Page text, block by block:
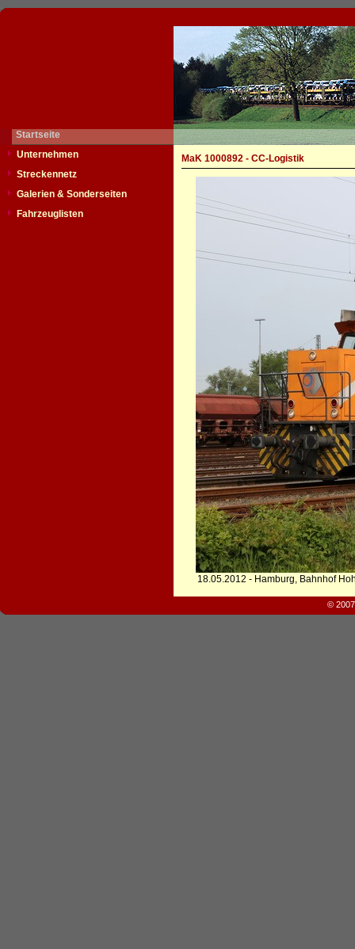
Startseite
Unternehmen
Streckennetz
Galerien & Sonderseiten
Fahrzeuglisten
MaK 1000892 - CC-Logistik
18.05.2012 - Hamburg, Bahnhof
©